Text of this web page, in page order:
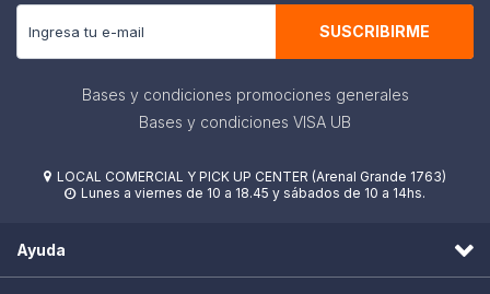
SUSCRIBIRME
Bases y condiciones promociones generales
Bases y condiciones VISA UB
 LOCAL COMERCIAL Y PICK UP CENTER (Arenal Grande 1763)
 Lunes a viernes de 10 a 18.45 y sábados de 10 a 14hs.
Ayuda